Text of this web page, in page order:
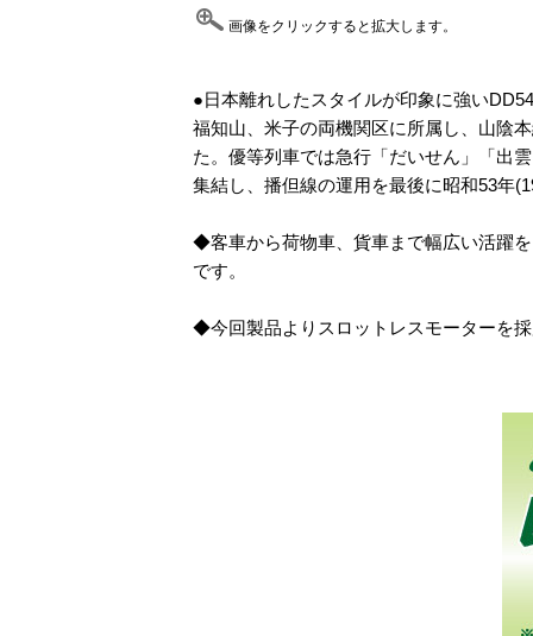
画像をクリックすると拡大します。
●日本離れしたスタイルが印象に強い
福知山、米子の両機関区に所属し、山陰
た。優等列車では急行「だいせん」「出
集結し、播但線の運用を最後に昭和53年
◆客車から荷物車、貨車まで幅広い活躍
です。
◆今回製品よりスロットレスモーターを